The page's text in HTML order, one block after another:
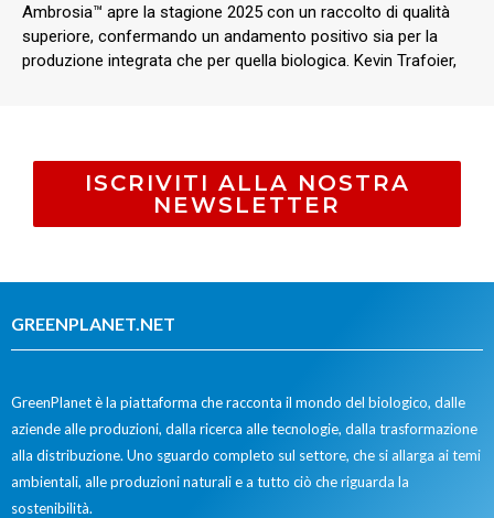
Ambrosia™ apre la stagione 2025 con un raccolto di qualità
superiore, confermando un andamento positivo sia per la
produzione integrata che per quella biologica. Kevin Trafoier,
ISCRIVITI ALLA NOSTRA
NEWSLETTER
GREENPLANET.NET
GreenPlanet è la piattaforma che racconta il mondo del biologico, dalle
aziende alle produzioni, dalla ricerca alle tecnologie, dalla trasformazione
alla distribuzione. Uno sguardo completo sul settore, che si allarga ai temi
ambientali, alle produzioni naturali e a tutto ciò che riguarda la
sostenibilità.